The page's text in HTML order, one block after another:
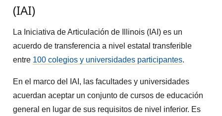
(IAI)
La Iniciativa de Articulación de Illinois (IAI) es un
acuerdo de transferencia a nivel estatal transferible
entre 100 colegios y universidades participantes.
En el marco del IAI, las facultades y universidades
acuerdan aceptar un conjunto de cursos de educación
general en lugar de sus requisitos de nivel inferior. Es